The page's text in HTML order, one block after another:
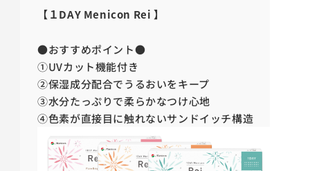
【１DAY Menicon Rei 】
●おすすめポイント●
①UVカット機能付き
②保湿成分配合でうるおいをキープ
③水分たっぷりで柔らかなつけ心地
④色素が直接目に触れないサンドイッチ構造